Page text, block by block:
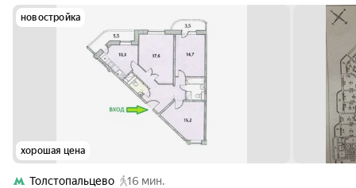
новостройка
хорошая цена
Толстопальцево
16 мин.